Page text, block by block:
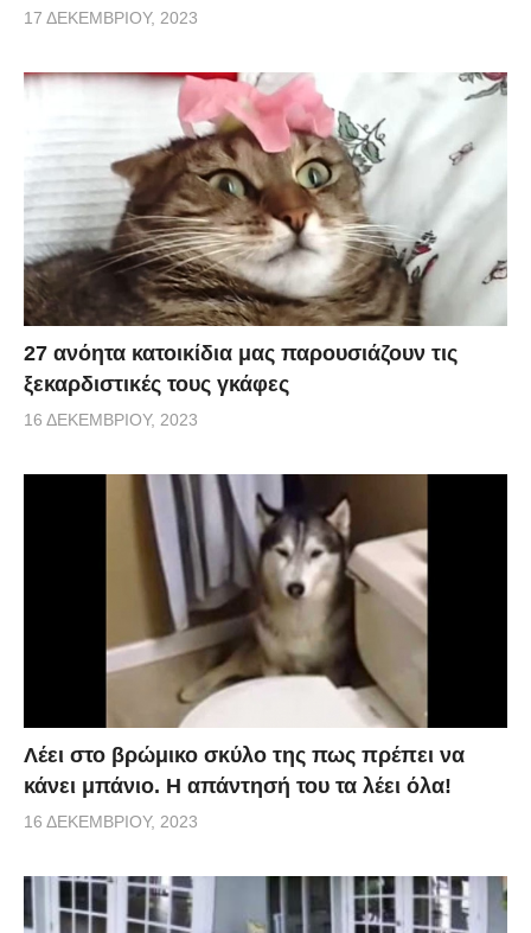
17 ΔΕΚΕΜΒΡΊΟΥ, 2023
27 ανόητα κατοικίδια μας παρουσιάζουν τις
ξεκαρδιστικές τους γκάφες
16 ΔΕΚΕΜΒΡΊΟΥ, 2023
Λέει στο βρώμικο σκύλο της πως πρέπει να
κάνει μπάνιο. Η απάντησή του τα λέει όλα!
16 ΔΕΚΕΜΒΡΊΟΥ, 2023